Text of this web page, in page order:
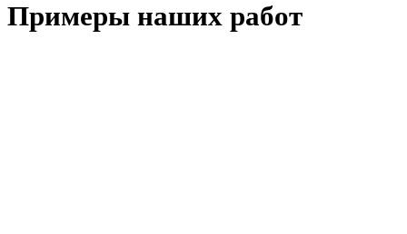
Примеры наших работ